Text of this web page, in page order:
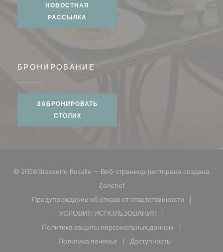
НОВОСТНАЯ
РАССЫЛКА
БРОНИРОВАНИЕ
ЗАБРОНИРОВАТЬ
СТОЛИК
© 2026 Brasserie Rosalie — Веб-страница ресторана создана
Zenchef((открывается в новом окне))
Предупреждение об отказе от ответственности
((открывается в новом окне))
УСЛОВИЯ ИСПОЛЬЗОВАНИЯ
((открывается в новом окне))
Политика защиты персональных данных
((открывается в новом окне))
Политика печенье
((открывается в новом окне))
Доступность